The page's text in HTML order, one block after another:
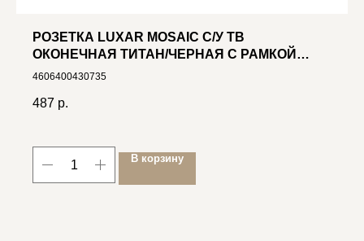
РОЗЕТКА LUXAR MOSAIC С/У ТВ
ОКОНЕЧНАЯ ТИТАН/ЧЕРНАЯ С РАМКОЙ
(20.040.06)
4606400430735
487 р.
В корзину